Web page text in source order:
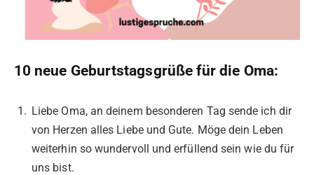
10 neue Geburtstagsgrüße für die Oma:
Liebe Oma, an deinem besonderen Tag sende ich dir
von Herzen alles Liebe und Gute. Möge dein Leben
weiterhin so wundervoll und erfüllend sein wie du für
uns bist.